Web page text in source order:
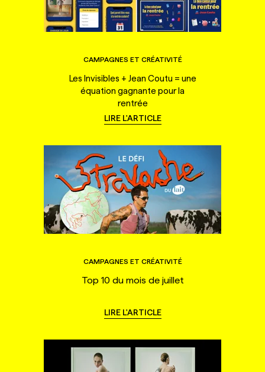
CAMPAGNES ET CRÉATIVITÉ
Les Invisibles + Jean Coutu = une
équation gagnante pour la
rentrée
LIRE L'ARTICLE
CAMPAGNES ET CRÉATIVITÉ
Top 10 du mois de juillet
LIRE L'ARTICLE